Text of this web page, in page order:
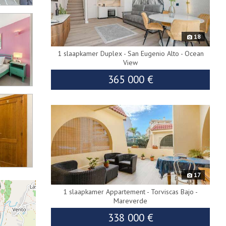
2
650K
18
1 slaapkamer Duplex - San Eugenio Alto - Ocean
View
365 000 €
17
1 slaapkamer Appartement - Torviscas Bajo -
Mareverde
338 000 €